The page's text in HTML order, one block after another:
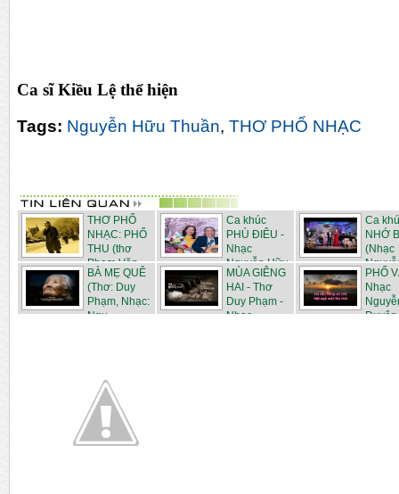
Ca sĩ Kiều Lệ thể hiện
Tags: Nguyễn Hữu Thuần, THƠ PHỔ NHẠC
THƠ PHỔ
NHẠC: PHỐ
THU (thơ
Phạm Văn...
Ca khúc
PHÙ ĐIÊU -
Nhạc
Nguyễn Hữu
Ca
NHỚ
(Nhạc
D...
BÀ MẸ QUÊ
(Thơ: Duy
Phạm, Nhạc:
Ngu...
MÙA GIÊNG
HAI - Thơ
Duy Phạm -
Nhạc...
PHỐ
Nhạc
Duyên